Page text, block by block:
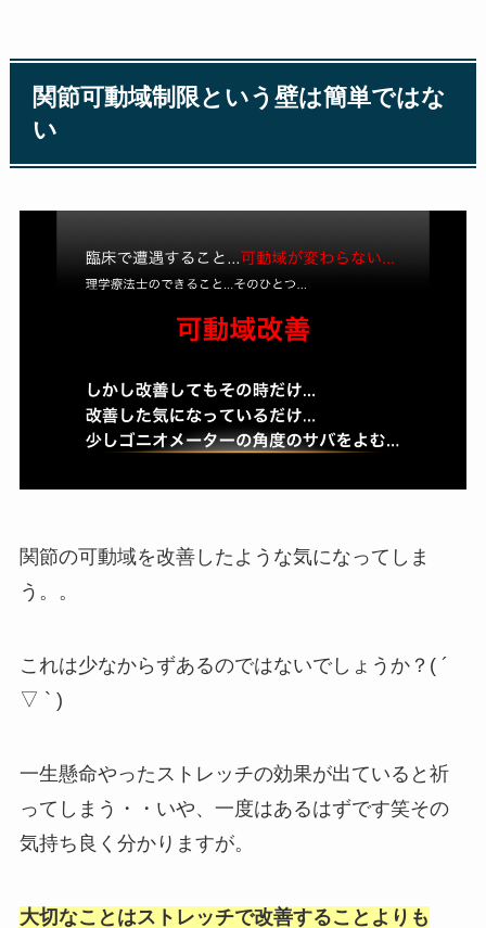
関節可動域制限という壁は簡単ではな
い
関節の可動域を改善したような気になってしま
う。。
これは少なからずあるのではないでしょうか？( ´
▽ ` )
一生懸命やったストレッチの効果が出ていると祈
ってしまう・・いや、一度はあるはずです笑その
気持ち良く分かりますが。
大切なことはストレッチで改善することよりも